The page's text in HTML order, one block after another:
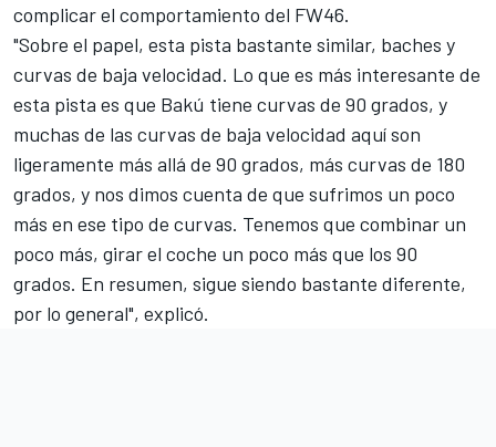
complicar el comportamiento del FW46.
"Sobre el papel, esta pista bastante similar, baches y
curvas de baja velocidad. Lo que es más interesante de
esta pista es que Bakú tiene curvas de 90 grados, y
muchas de las curvas de baja velocidad aquí son
ligeramente más allá de 90 grados, más curvas de 180
grados, y nos dimos cuenta de que sufrimos un poco
más en ese tipo de curvas. Tenemos que combinar un
poco más, girar el coche un poco más que los 90
grados. En resumen, sigue siendo bastante diferente,
por lo general", explicó.